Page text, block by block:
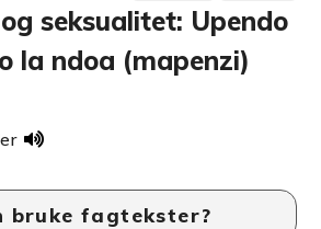
seksualitet: Upendo
la ndoa (mapenzi)
bruke fagtekster?